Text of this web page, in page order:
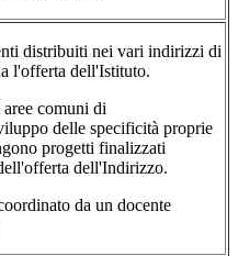
distribuiti nei vari indirizzi di
l'offerta dell'Istituto.
comuni di
delle specificità proprie
progetti finalizzati
dell'Indirizzo.
da un docente